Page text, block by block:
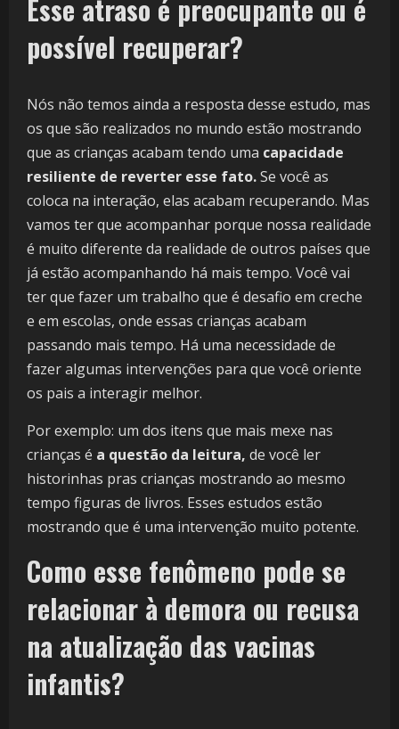
Esse atraso é preocupante ou é
possível recuperar?
Nós não temos ainda a resposta desse estudo, mas
os que são realizados no mundo estão mostrando
que as crianças acabam tendo uma capacidade
resiliente de reverter esse fato.Se você as
coloca na interação, elas acabam recuperando. Mas
vamos ter que acompanhar porque nossa realidade
é muito diferente da realidade de outros países que
já estão acompanhando há mais tempo. Você vai
ter que fazer um trabalho que é desafio em creche
e em escolas, onde essas crianças acabam
passando mais tempo. Há uma necessidade de
fazer algumas intervenções para que você oriente
os pais a interagir melhor.
Por exemplo: um dos itens que mais mexe nas
crianças é a questão da leitura, de você ler
historinhas pras crianças mostrando ao mesmo
tempo figuras de livros. Esses estudos estão
mostrando que é uma intervenção muito potente.
Como esse fenômeno pode se
relacionar à demora ou recusa
na atualização das vacinas
infantis?